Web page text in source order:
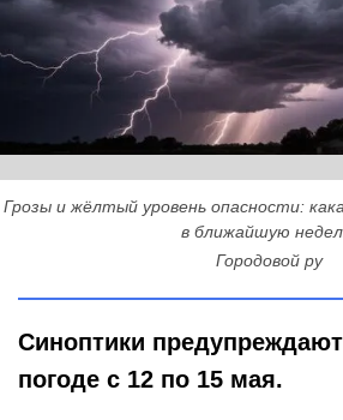
Грозы и жёлтый уровень опасности:
в ближайшую
Городовой ру
Синоптики
погоде с 12 по 15 мая.